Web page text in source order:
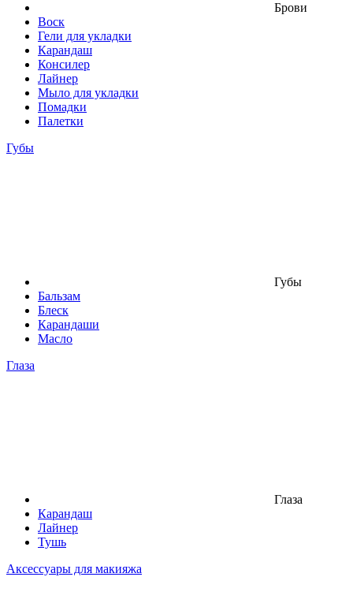
Брови
Воск
Гели для укладки
Карандаш
Консилер
Лайнер
Мыло для укладки
Помадки
Палетки
Губы
Губы
Бальзам
Блеск
Карандаши
Масло
Глаза
Глаза
Карандаш
Лайнер
Тушь
Аксессуары для макияжа